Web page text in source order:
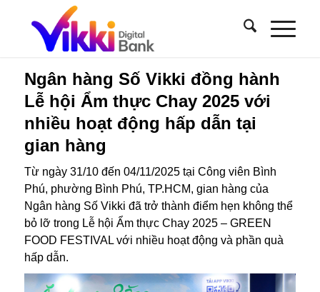
Ngân hàng Số Vikki đồng hành
Lễ hội Ẩm thực Chay 2025 với
nhiều hoạt động hấp dẫn tại
gian hàng
Từ ngày 31/10 đến 04/11/2025 tại Công viên Bình
Phú, phường Bình Phú, TP.HCM, gian hàng của
Ngân hàng Số Vikki đã trở thành điểm hẹn không thể
bỏ lỡ trong Lễ hội Ẩm thực Chay 2025 – GREEN
FOOD FESTIVAL với nhiều hoạt động và phần quà
hấp dẫn.